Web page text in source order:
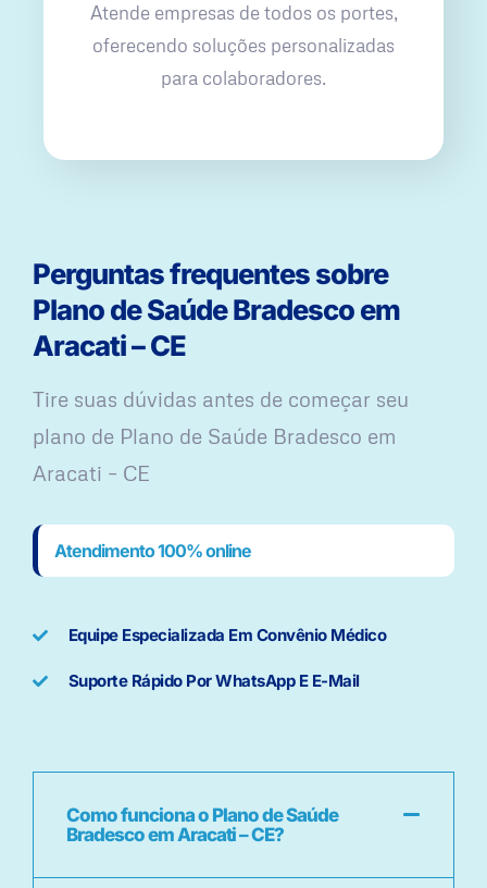
Atende empresas de todos os portes,
oferecendo soluções personalizadas
para colaboradores.
Perguntas frequentes sobre
Plano de Saúde Bradesco em
Aracati – CE
Tire suas dúvidas antes de começar seu
plano ​de Plano de Saúde Bradesco em
Aracati – CE
Atendimento 100% online
Equipe Especializada Em Convênio Médico
Suporte Rápido Por WhatsApp E E-Mail
Como funciona o Plano de Saúde
Bradesco em Aracati – CE?